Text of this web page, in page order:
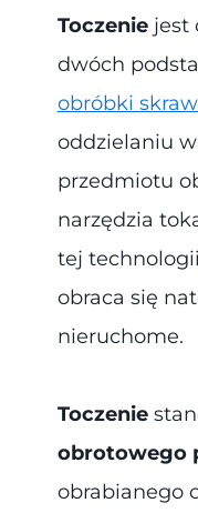
Toczeniejest
dwóch
obróbki
oddzielaniu
przedmiotu
narzędzia
tej
obraca się
nieruchome.
Toczenie
obrotowego
obrabianego